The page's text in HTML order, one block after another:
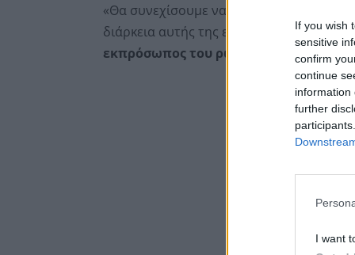
If you wish
sensitive
confirm
continue
information
further
I want
«Θα συνεχίσουμε να παρέχουμε την πιο
διάρκεια αυτής της εξαιρετικά
εκπρόσωπος του ρωσικού